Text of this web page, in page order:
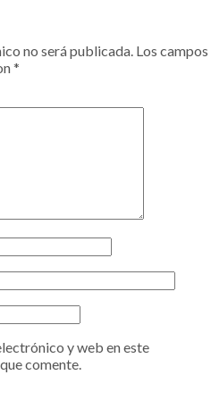
no será publicada. Los campos
*
y web en este
comente.